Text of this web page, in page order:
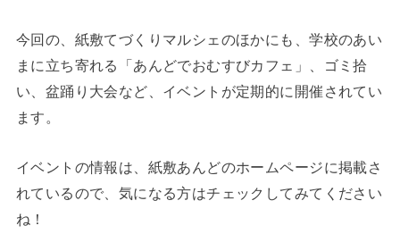
今回の、紙敷てづくりマルシェのほかにも、学校のあい
まに立ち寄れる「あんどでおむすびカフェ」、ゴミ拾
い、盆踊り大会など、イベントが定期的に開催されてい
ます。
イベントの情報は、紙敷あんどのホームページに掲載さ
れているので、気になる方はチェックしてみてください
ね！